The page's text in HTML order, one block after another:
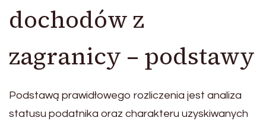
dochodów z
zagranicy – podstawy
Podstawą prawidłowego rozliczenia jest analiza
statusu podatnika oraz charakteru uzyskiwanych